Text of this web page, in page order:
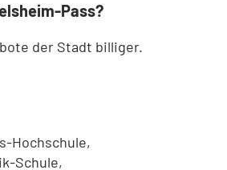
Pass?
der Stadt billiger.
Hochschule,
Schule,